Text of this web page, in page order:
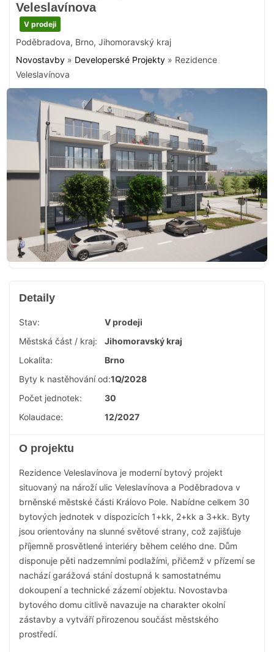
Veleslavínova
V prodeji
Poděbradova, Brno, Jihomoravský kraj
Novostavby » Developerské Projekty » Rezidence
Veleslavínova
Detaily
Stav:
V prodeji
Městská část / kraj:
Jihomoravský kraj
Lokalita:
Brno
Byty k nastěhování od:1Q/2028
Počet jednotek:
30
Kolaudace:
12/2027
O projektu
Rezidence Veleslavínova je moderní bytový projekt
situovaný na nároží ulic Veleslavínova a Poděbradova v
brněnské městské části Královo Pole. Nabídne celkem 30
bytových jednotek v dispozicích 1+kk, 2+kk a 3+kk. Byty
jsou orientovány na slunné světové strany, což zajišťuje
příjemně prosvětlené interiéry během celého dne. Dům
disponuje pěti nadzemními podlažími, přičemž v přízemí se
nachází garážová stání dostupná k samostatnému
dokoupení a technické zázemí objektu. Novostavba
bytového domu citlivě navazuje na charakter okolní
zástavby a vytváří přirozenou součást městského
prostředí.